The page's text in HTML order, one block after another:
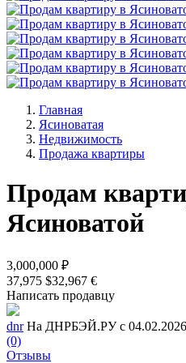
Главная
Ясиноватая
Недвижимость
Продажа квартиры
Продам
Ясиноватой
3,000,000 ₽
37,975 $32,967 €
Написать продавцу
dnr На ДНРБЭЙ.РУ с 04.02.2026
(0)
Отзывы